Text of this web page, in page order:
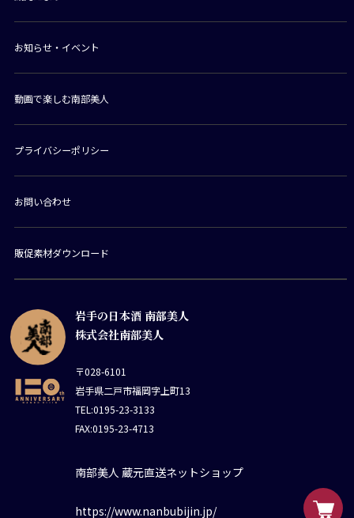
岩手の日本酒 南部美人
株式会社南部美人
〒028-6101
岩手県二戸市福岡字上町13
TEL:0195-23-3133
FAX:0195-23-4713
南部美人 蔵元直送ネットショップ
https://www.nanbubijin.jp/
お知らせ・イベント
動画で楽しむ南部美人
プライバシーポリシー
お問い合わせ
販促素材ダウンロード